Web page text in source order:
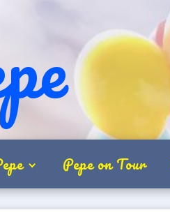
Pepe on Tour